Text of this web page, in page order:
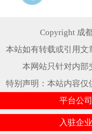
Copyright 成
本站如有转载或引用文
本网站只针对内部
特别声明：本站内容仅
平台公
入驻企